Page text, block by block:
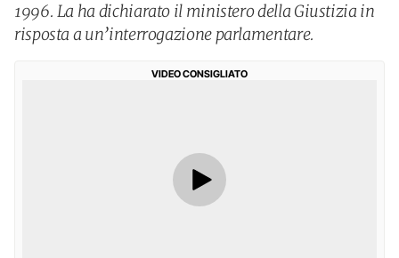
1996. La ha dichiarato il ministero della Giustizia in
risposta a un’interrogazione parlamentare.
VIDEO CONSIGLIATO